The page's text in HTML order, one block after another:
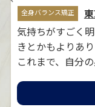
全身バランス矯正
気持ちがすごく
きとかもよりあ
これまで、自分